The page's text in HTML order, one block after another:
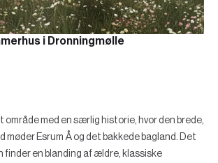
i Dronningmølle
område med en særlig historie, hvor den brede,
møder Esrum Å og det bakkede bagland. Det
finder en blanding af ældre, klassiske